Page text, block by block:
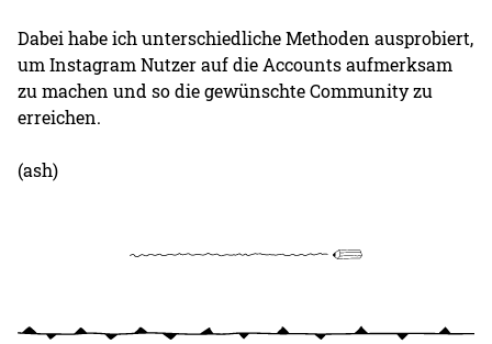
Dabei habe ich unterschiedliche Methoden ausprobiert,
um Instagram Nutzer auf die Accounts aufmerksam
zu machen und so die gewünschte Community zu
erreichen.
(ash)